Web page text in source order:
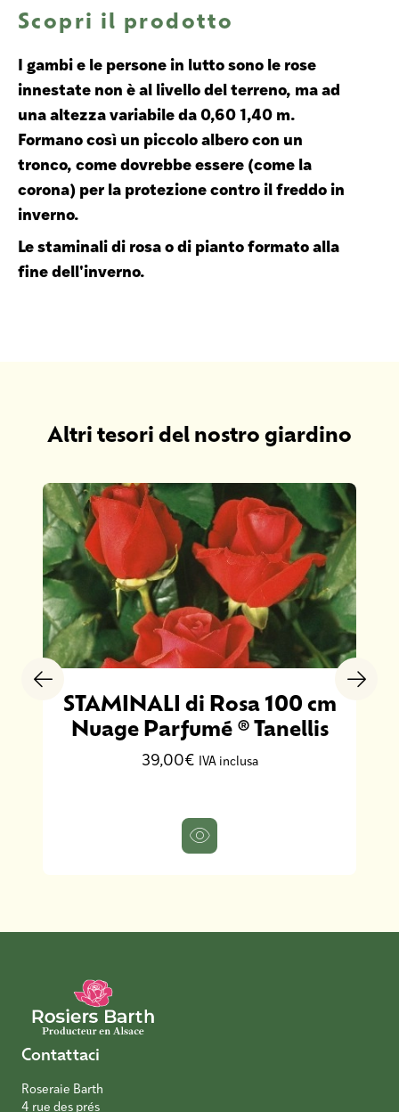
Scopri il prodotto
I gambi e le persone in lutto sono le rose
innestate non è al livello del terreno, ma ad
una altezza variabile da 0,60 1,40 m.
Formano così un piccolo albero con un
tronco, come dovrebbe essere (come la
corona) per la protezione contro il freddo in
inverno.
Le staminali di rosa o di pianto formato alla
fine dell'inverno.
Altri tesori del nostro giardino
STAMINALI di Rosa 100 cm
Nuage Parfumé ® Tanellis
39,00€ IVA inclusa
Contattaci
Roseraie Barth
4 rue des prés